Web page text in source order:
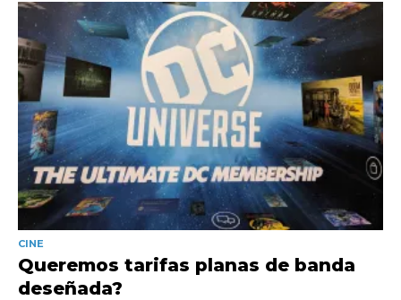
CINE
Queremos tarifas planas de banda
deseñada?